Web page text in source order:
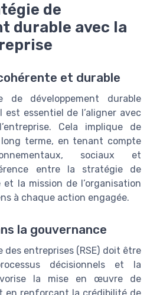
de
durable avec la
et durable
de développement durable
essentiel de l’aligner avec
Cela implique de
terme, en tenant compte
sociaux et
entre la stratégie de
la mission de l’organisation
à chaque action engagée.
la gouvernance
des entreprises (RSE) doit être
décisionnels et la
la mise en œuvre de
en renforçant la crédibilité de